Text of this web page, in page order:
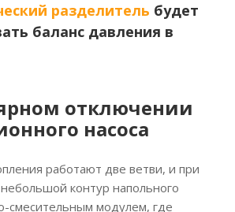
разделитель будет
баланс давления в
отключении
насоса
работают две ветви, и при
контур напольного
смесительным модулем, где